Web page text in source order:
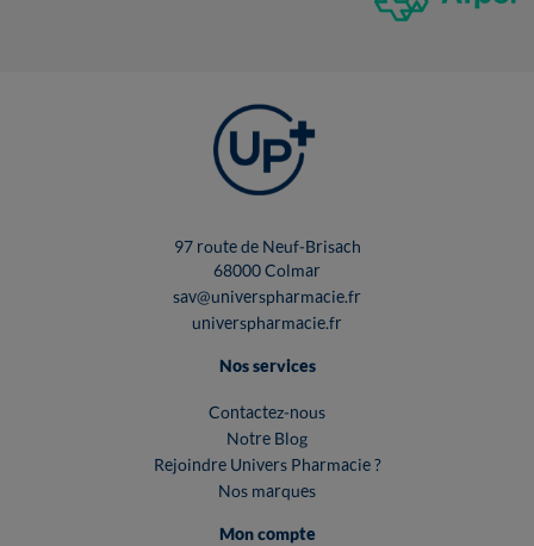
97 route de Neuf-Brisach
68000 Colmar
sav@universpharmacie.fr
universpharmacie.fr
Nos services
Contactez-nous
Notre Blog
Rejoindre Univers Pharmacie ?
Nos marques
Mon compte